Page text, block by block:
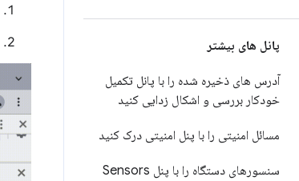
پانل های بیشتر
آدرس های ذخیره شده را با پانل تکمیل
خودکار بررسی و اشکال زدایی کنید
مسائل امنیتی را با پنل امنیتی درک کنید
سنسورهای دستگاه را با پنل Sensors